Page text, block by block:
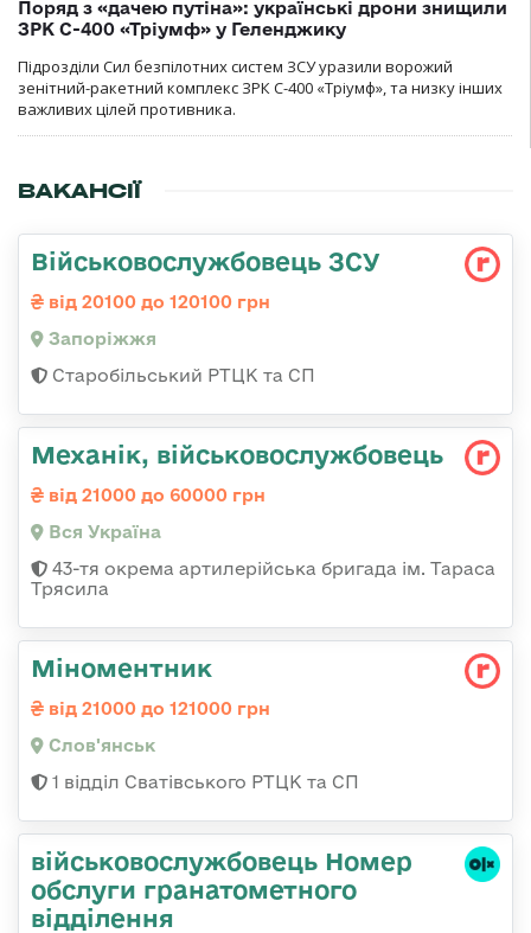
Поряд з «дачею путіна»: українські дрони знищили
ЗРК С-400 «Тріумф» у Геленджику
Підрозділи Сил безпілотних систем ЗСУ уразили ворожий
зенітний-ракетний комплекс ЗРК С-400 «Тріумф», та низку інших
важливих цілей противника.
ВАКАНСІЇ
Військовослужбовець ЗСУ
від 20100 до 120100 грн
Запоріжжя
Старобільський РТЦК та СП
Механік, військовослужбовець
від 21000 до 60000 грн
Вся Україна
43-тя окрема артилерійська бригада ім. Тараса
Трясила
Міноментник
від 21000 до 121000 грн
Слов'янськ
1 відділ Сватівського РТЦК та СП
військовослужбовець Номер
обслуги гранатометного
відділення